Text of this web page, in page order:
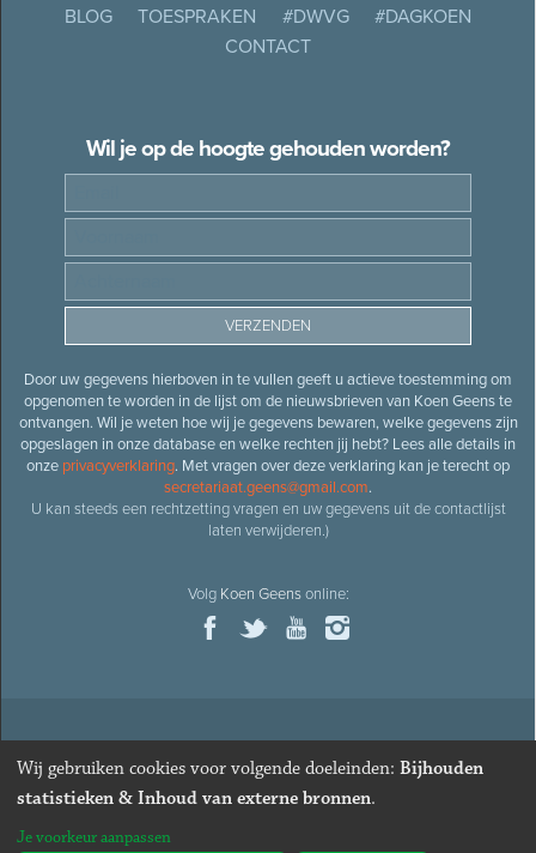
BLOG
TOESPRAKEN #DWVG
#DAGKOEN
CONTACT
Wil je op de hoogte gehouden worden?
Door uw gegevens hierboven in te vullen geeft u actieve toestemming om
opgenomen te worden in de lijst om de nieuwsbrieven van Koen Geens te
ontvangen. Wil je weten hoe wij je gegevens bewaren, welke gegevens zijn
opgeslagen in onze database en welke rechten jij hebt? Lees alle details in
onze privacyverklaring. Met vragen over deze verklaring kan je terecht op
secretariaat.geens@gmail.com.
U kan steeds een rechtzetting vragen en uw gegevens uit de contactlijst
laten verwijderen.)
Volg Koen Geensonline:
© 2026Oud-minister en ere-volksvertegenwoordiger Koen
· Alle rechten voorbehouden · Cookies wijzigen
Webdesign&website ontwikkelingdoor Zenjoy in Leuven
Wij gebruiken cookies voor volgende doeleinden: Bijhouden
statistieken & Inhoud van externe bronnen.
Je voorkeur aanpassen